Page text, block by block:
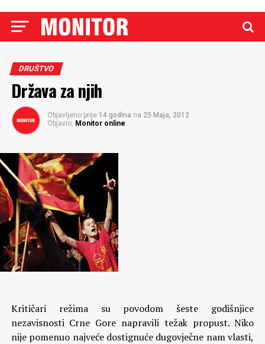
DRUŠTVO
Država za njih
Objavljeno prije 14 godina na 25 Maja, 2012
Objavio: Monitor online
Kritičari režima su povodom šeste godišnjice
nezavisnosti Crne Gore napravili težak propust. Niko
nije pomenuo najveće dostignuće dugovječne nam vlasti,